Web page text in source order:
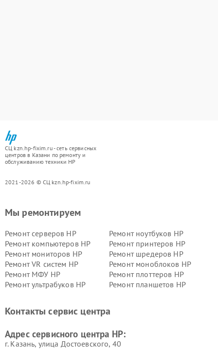
СЦ kzn.hp-fixim.ru - сеть сервисных
центров в Казани по ремонту и
обслуживанию техники HP
2021-2026 © СЦ kzn.hp-fixim.ru
Мы ремонтируем
Ремонт серверов HP
Ремонт ноутбуков HP
Ремонт компьютеров HP
Ремонт принтеров HP
Ремонт мониторов HP
Ремонт шредеров HP
Ремонт VR систем HP
Ремонт моноблоков HP
Ремонт МФУ HP
Ремонт плоттеров HP
Ремонт ультрабуков HP
Ремонт планшетов HP
Контакты сервис центра
Адрес сервисного центра HP:
г. Казань, улица Достоевского, 40